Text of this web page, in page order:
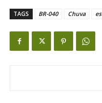
TAGS BR-040 Chuva